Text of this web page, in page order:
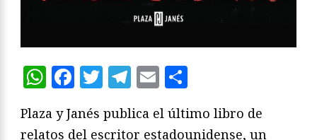
WhatsApp
Facebook
Twitter
Telegram
Email
Plaza y Janés publica el último libro de
relatos del escritor estadounidense, un